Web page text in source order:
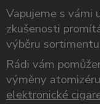
Vapujeme s vámi
zkušenosti
výběru
Rádi vám
výměny
elektronické